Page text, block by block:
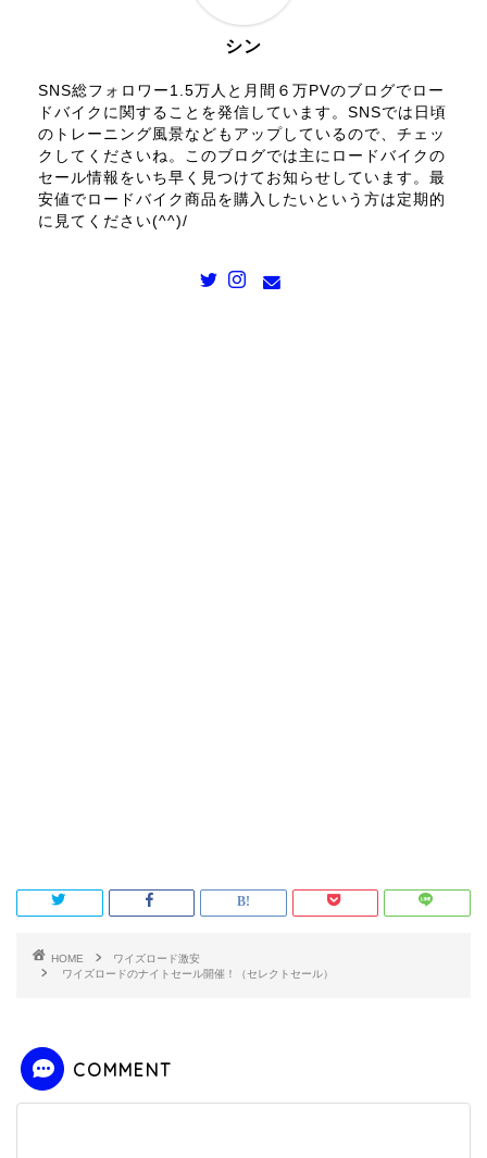
シン
SNS総フォロワー1.5万人と月間６万PVのブログでロー
ドバイクに関することを発信しています。SNSでは日頃
のトレーニング風景などもアップしているので、チェッ
クしてくださいね。このブログでは主にロードバイクの
セール情報をいち早く見つけてお知らせしています。最
安値でロードバイク商品を購入したいという方は定期的
に見てください(^^)/
HOME
ワイズロード激安
ワイズロードのナイトセール開催！（セレクトセール）
COMMENT